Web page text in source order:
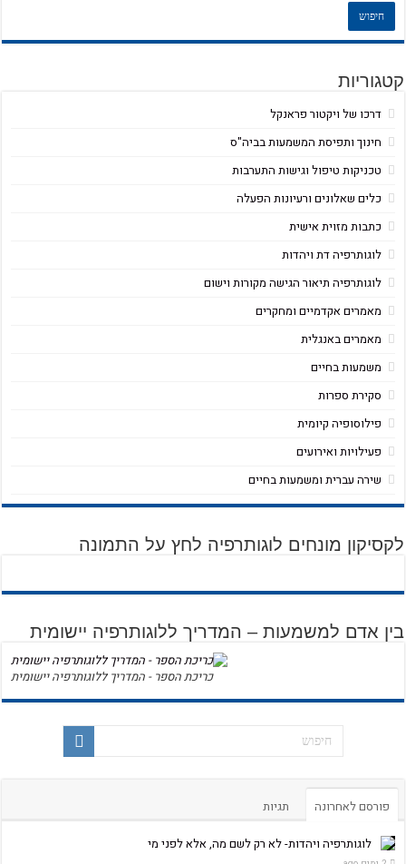
קטגוריות
דרכו של ויקטור פראנקל
חינוך ותפיסת המשמעות בביה"ס
טכניקות טיפול וגישות התערבות
כלים שאלונים ורעיונות הפעלה
כתבות מזוית אישית
לוגותרפיה דת ויהדות
לוגותרפיה תיאור הגישה מקורות וישום
מאמרים אקדמיים ומחקרים
מאמרים באנגלית
משמעות בחיים
סקירת ספרות
פילוסופיה קיומית
פעילויות ואירועים
שירה עברית ומשמעות בחיים
לקסיקון מונחים לוגותרפיה לחץ על התמונה
בין אדם למשמעות – המדריך ללוגותרפיה יישומית
כריכת הספר - המדריך ללוגותרפיה יישומית
פורסם לאחרונה תגיות
לוגותרפיה ויהדות- לא רק לשם מה, אלא לפני מי